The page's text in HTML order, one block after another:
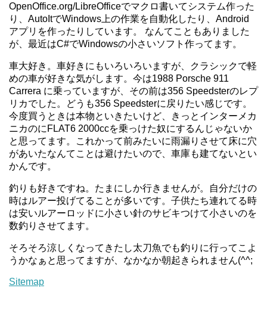
OpenOffice.org/LibreOfficeでマクロ書いてシステム作った
り、AutoItでWindows上の作業を自動化したり、Android
アプリを作ったりしています。 なんてこともありました
が、最近はC#でWindowsの小さいソフト作ってます。
車大好き。車好きにもいろいろいますが、クラシックで軽
めの車が好きな気がします。今は1988 Porsche 911
Carrera に乗っていますが、その前は356 Speedsterのレプ
リカでした。どうも356 Speedsterに戻りたい感じです。
今度買うときは本物といきたいけど、きっとインターメカ
ニカのにFLAT6 2000ccを乗っけた奴にするんじゃないか
と思ってます。これかって前みたいに雨漏りさせて床に穴
があいたなんてことは避けたいので、車庫も建てないとい
かんです。
釣りも好きですね。たまにしか行きませんが。自分だけの
時はルアー投げてることが多いです。子供たち連れてる時
は安いルアーロッドに小さい針のサビキつけて小さいのを
数釣りさせてます。
そろそろ涼しくなってきたし太刀魚でも釣りに行ってこよ
うかなぁと思ってますが、なかなか朝起きられません(^^;
Sitemap